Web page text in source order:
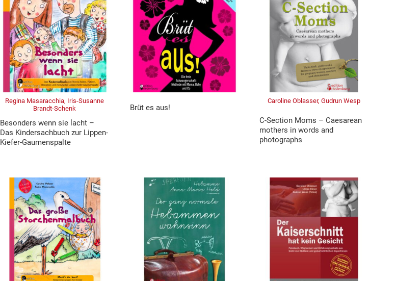
Regina Masaracchia, Iris-Susanne
Brandt-Schenk
Besonders wenn sie lacht –
Das Kindersachbuch zur Lippen-
Kiefer-Gaumenspalte
Brüt es aus!
Caroline Oblasser, Gudrun Wesp
C-Section Moms – Caesarean
mothers in words and
photographs